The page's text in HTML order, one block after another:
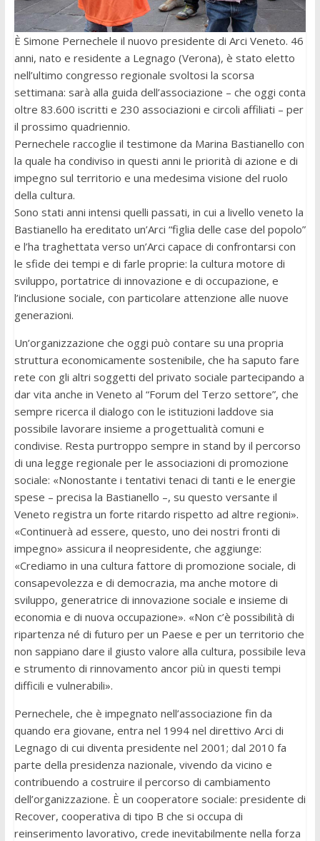
È Simone Pernechele il nuovo presidente di Arci Veneto. 46
anni, nato e residente a Legnago (Verona), è stato eletto
nell’ultimo congresso regionale svoltosi la scorsa
settimana: sarà alla guida dell’associazione – che oggi conta
oltre 83.600 iscritti e 230 associazioni e circoli affiliati – per
il prossimo quadriennio.
Pernechele raccoglie il testimone da Marina Bastianello con
la quale ha condiviso in questi anni le priorità di azione e di
impegno sul territorio e una medesima visione del ruolo
della cultura.
Sono stati anni intensi quelli passati, in cui a livello veneto la
Bastianello ha ereditato un’Arci “figlia delle case del popolo”
e l’ha traghettata verso un’Arci capace di confrontarsi con
le sfide dei tempi e di farle proprie: la cultura motore di
sviluppo, portatrice di innovazione e di occupazione, e
l’inclusione sociale, con particolare attenzione alle nuove
generazioni.
Un’organizzazione che oggi può contare su una propria
struttura economicamente sostenibile, che ha saputo fare
rete con gli altri soggetti del privato sociale partecipando a
dar vita anche in Veneto al “Forum del Terzo settore”, che
sempre ricerca il dialogo con le istituzioni laddove sia
possibile lavorare insieme a progettualità comuni e
condivise. Resta purtroppo sempre in stand by il percorso
di una legge regionale per le associazioni di promozione
sociale: «Nonostante i tentativi tenaci di tanti e le energie
spese – precisa la Bastianello –, su questo versante il
Veneto registra un forte ritardo rispetto ad altre regioni».
«Continuerà ad essere, questo, uno dei nostri fronti di
impegno» assicura il neopresidente, che aggiunge:
«Crediamo in una cultura fattore di promozione sociale, di
consapevolezza e di democrazia, ma anche motore di
sviluppo, generatrice di innovazione sociale e insieme di
economia e di nuova occupazione». «Non c’è possibilità di
ripartenza né di futuro per un Paese e per un territorio che
non sappiano dare il giusto valore alla cultura, possibile leva
e strumento di rinnovamento ancor più in questi tempi
difficili e vulnerabili».
Pernechele, che è impegnato nell’associazione fin da
quando era giovane, entra nel 1994 nel direttivo Arci di
Legnago di cui diventa presidente nel 2001; dal 2010 fa
parte della presidenza nazionale, vivendo da vicino e
contribuendo a costruire il percorso di cambiamento
dell’organizzazione. È un cooperatore sociale: presidente di
Recover, cooperativa di tipo B che si occupa di
reinserimento lavorativo, crede inevitabilmente nella forza